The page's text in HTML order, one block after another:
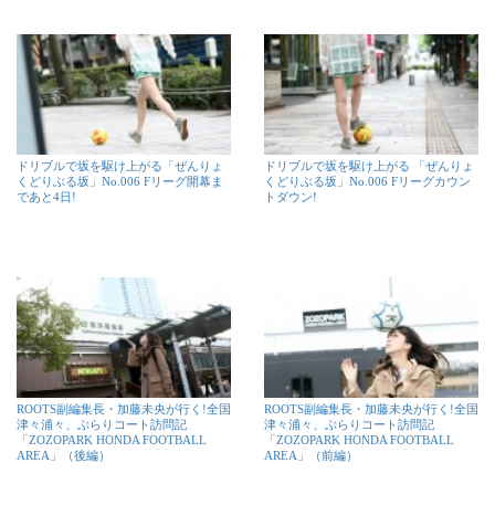
ドリブルで坂を駆け上がる「ぜんりょ
くどりぶる坂」No.006 Fリーグ開幕ま
であと4日!
ドリブルで坂を駆け上がる 「ぜんりょ
くどりぶる坂」No.006 Fリーグカウン
トダウン!
ROOTS副編集長・加藤未央が行く!全国
津々浦々、ぶらりコート訪問記
「ZOZOPARK HONDA FOOTBALL
AREA」（後編）
ROOTS副編集長・加藤未央が行く!全国
津々浦々、ぶらりコート訪問記
「ZOZOPARK HONDA FOOTBALL
AREA」（前編）